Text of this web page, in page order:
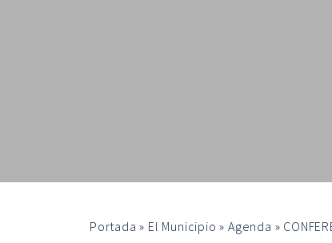
Portada » El Municipio »Agenda »